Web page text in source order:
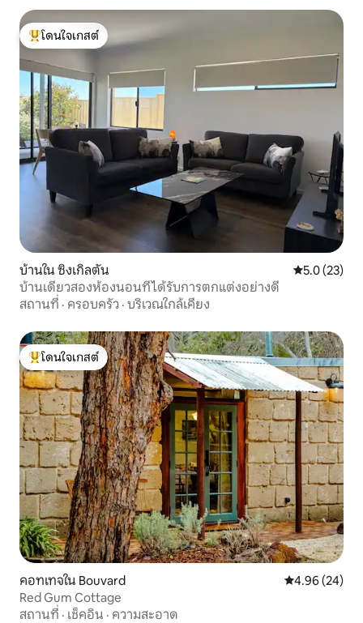
โดนใจเกสต์ที่สุด
โดนใจเกสต์
บ้านใน ซิงเกิลตัน คะแนนเฉลี่ย
5.0 (23)
บ้านเดี่ยวสองห้องนอนที่ได้รับการตกแต่งอย่างดี
สถานที่ · ครอบครัว · บริเวณใกล้เคียง
โดนใจเกสต์ที่สุด
โดนใจเกสต์
คอทเทจใน Bouvard คะแนนเฉลี่ย
4.96 (24)
Red Gum Cottage
สถานที่ · เช็คอิน · ความสะอาด